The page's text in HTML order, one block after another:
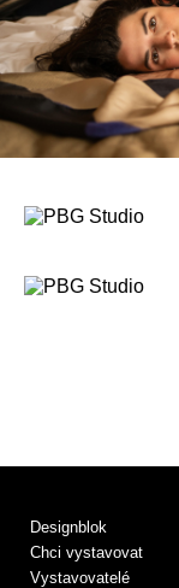
Designblok
Chci vystavovat
Vystavovatelé